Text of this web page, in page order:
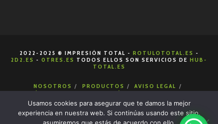
2022-2025 ® IMPRESIÓN TOTAL - ROTULOTOTAL.ES -
2D2.ES - 0TRES.ES TODOS ELLOS SON SERVICIOS DE HUB-
TOTAL.ES
NOSOTROS PRODUCTOS
AVISO LEGAL
POLÍTICA DE COOKIES
POLÍTICA DE PRIVACIDAD
CONDICIONES DE VENTA
CONTACTA
Usamos cookies para asegurar que te damos la mejor
experiencia en nuestra web. Si continúas usando este sitio,